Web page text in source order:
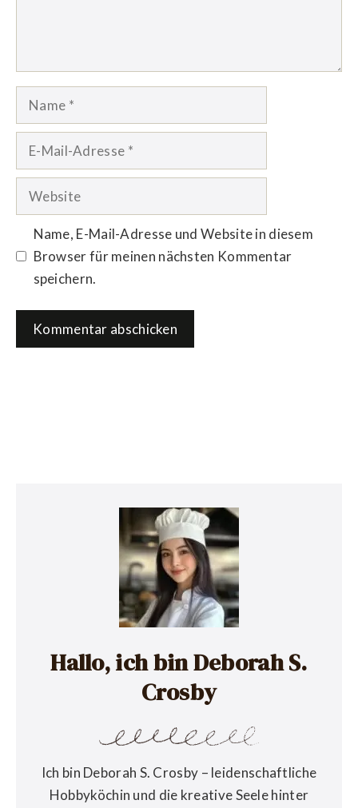
Name
Website
Name, E-Mail-Adresse und Website in diesem
Browser für meinen nächsten Kommentar
speichern.
Hallo, ich bin Deborah S.
Crosby
Ich bin Deborah S. Crosby – leidenschaftliche
Hobbyköchin und die kreative Seele hinter